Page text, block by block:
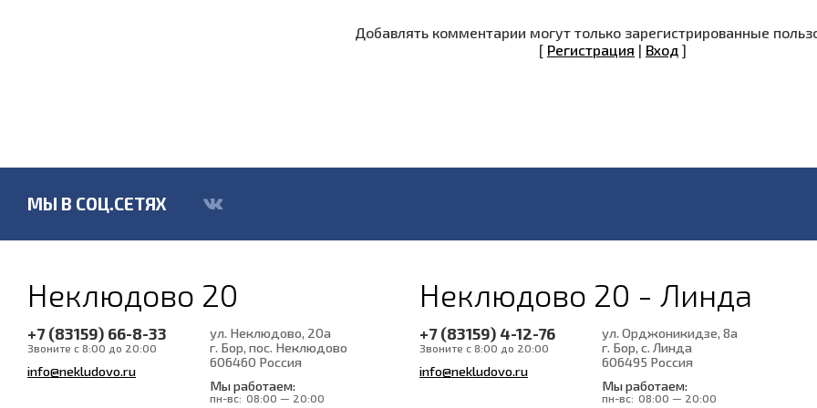
Добавлять комментарии могут только зарегистрированные
[ Регистрация | Вход ]
МЫ В СОЦ.СЕТЯХ
Неклюдово 20
+7 (83159) 66-8-33
Звоните с 8:00 до 20:00
info@nekludovo.ru
ул. Неклюдово, 20а
г. Бор, пос. Неклюдово
606460 Россия
Мы работаем:
пн-вс: 08:00 — 20:00
Неклюдово 20 - Линда
+7 (83159) 4-12-76
Звоните с 8:00 до 20:00
info@nekludovo.ru
ул. Орджоникидзе, 8а
г. Бор, с. Линда
606495 Россия
Мы работаем:
пн-вс: 08:00 — 20:00